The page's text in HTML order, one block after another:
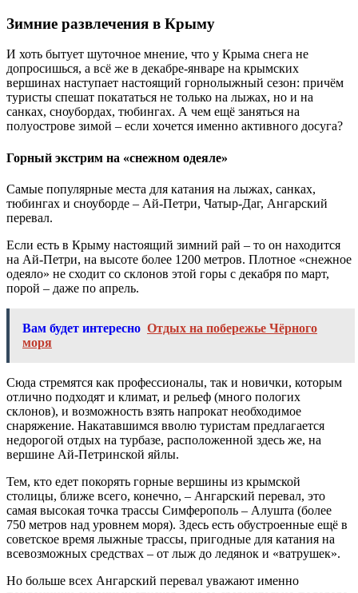
Зимние развлечения в Крыму
И хоть бытует шуточное мнение, что у Крыма снега не
допросишься, а всё же в декабре-январе на крымских
вершинах наступает настоящий горнолыжный сезон: причём
туристы спешат покататься не только на лыжах, но и на
санках, сноубордах, тюбингах. А чем ещё заняться на
полуострове зимой – если хочется именно активного досуга?
Горный экстрим на «снежном одеяле»
Самые популярные места для катания на лыжах, санках,
тюбингах и сноуборде – Ай-Петри, Чатыр-Даг, Ангарский
перевал.
Если есть в Крыму настоящий зимний рай – то он находится
на Ай-Петри, на высоте более 1200 метров. Плотное «снежное
одеяло» не сходит со склонов этой горы с декабря по март,
порой – даже по апрель.
Вам будет интересно Отдых на побережье Чёрного
моря
Сюда стремятся как профессионалы, так и новички, которым
отлично подходят и климат, и рельеф (много пологих
склонов), и возможность взять напрокат необходимое
снаряжение. Накатавшимся вволю туристам предлагается
недорогой отдых на турбазе, расположенной здесь же, на
вершине Ай-Петринской яйлы.
Тем, кто едет покорять горные вершины из крымской
столицы, ближе всего, конечно, – Ангарский перевал, это
самая высокая точка трассы Симферополь – Алушта (более
750 метров над уровнем моря). Здесь есть обустроенные ещё в
советское время лыжные трассы, пригодные для катания на
всевозможных средствах – от лыж до ледянок и «ватрушек».
Но больше всех Ангарский перевал уважают именно